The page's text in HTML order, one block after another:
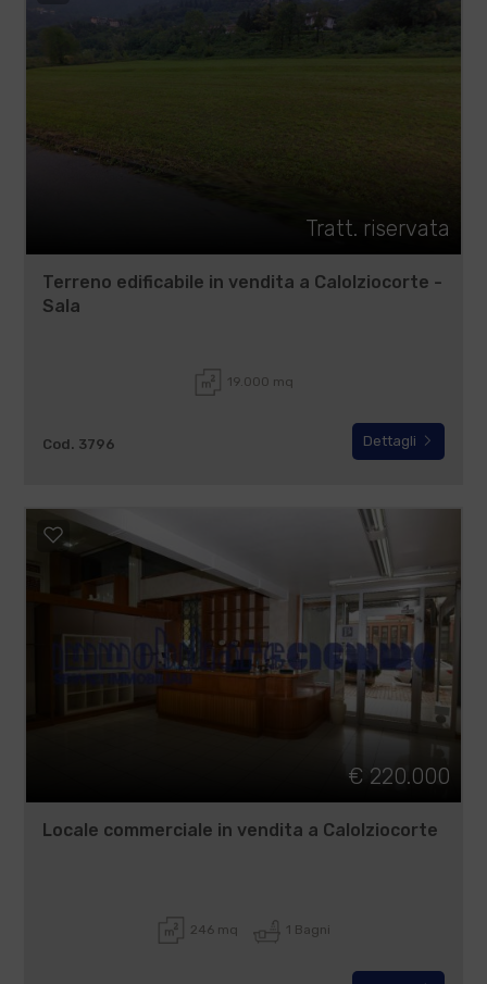
Tratt. riservata
Terreno edificabile in vendita a Calolziocorte -
Sala
19.000 mq
Cod. 3796 Dettagli
€ 220.000
Locale commerciale in vendita a Calolziocorte
246 mq 1 Bagni